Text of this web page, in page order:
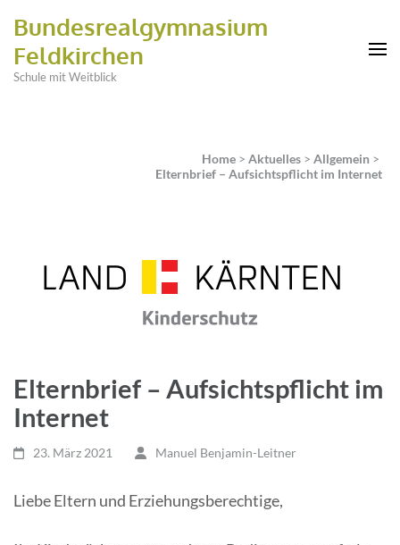
Bundesrealgymnasium
Feldkirchen
Schule mit Weitblick
Home > Aktuelles > Allgemein >
Elternbrief – Aufsichtspflicht im Internet
Elternbrief – Aufsichtspflicht im
Internet
23. März 2021 Manuel Benjamin-Leitner
Liebe Eltern und Erziehungsberechtige,